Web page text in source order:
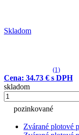
Skladom
(1)
Cena: 34.73 € s DPH
skladom
pozinkované
Zvárané plotové